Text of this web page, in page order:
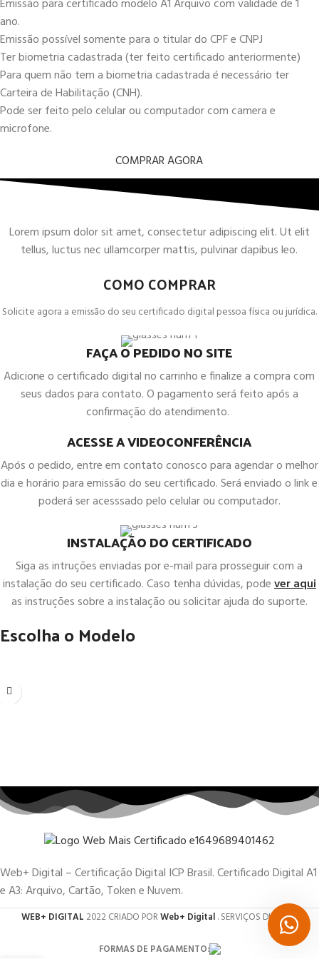
Emissão para certificado modelo A1 Arquivo com validade de 1
ano.
Emissão possível somente para o titular do CPF e CNPJ
Ter biometria cadastrada (ter feito certificado anteriormente)
Para quem não tem a biometria cadastrada é necessário ter
Carteira de Habilitação (CNH).
Pode ser feito pelo celular ou computador com camera e
microfone.
COMPRAR AGORA
Lorem ipsum dolor sit amet, consectetur adipiscing elit. Ut elit
tellus, luctus nec ullamcorper mattis, pulvinar dapibus leo.
COMO COMPRAR
Solicite agora a emissão do seu certificado digital pessoa física ou jurídica.
FAÇA O PEDIDO NO SITE
Adicione o certificado digital no carrinho e finalize a compra com
seus dados para contato. O pagamento será feito após a
confirmação do atendimento.
ACESSE A VIDEOCONFERÊNCIA
Após o pedido, entre em contato conosco para agendar o melhor
dia e horário para emissão do seu certificado. Será enviado o link e
poderá ser acesssado pelo celular ou computador.
INSTALAÇÃO DO CERTIFICADO
Siga as intruções enviadas por e-mail para prosseguir com a
instalação do seu certificado. Caso tenha dúvidas, podever aqui
as instruções sobre a instalação ou solicitar ajuda do suporte.
Escolha o Modelo
Web+ Digital – Certificação Digital ICP Brasil. Certificado Digital A1
e A3: Arquivo, Cartão, Token e Nuvem.
WEB+ DIGITAL 2022 CRIADO PORWeb+ Digital. SERVIÇOS DIGITAIS.
FORMAS DE PAGAMENTO: